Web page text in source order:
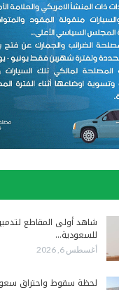
شاهد أولى المقاطع
للسعودية…
أغسطس 6, 2026
لحظة سقوط واحتراق